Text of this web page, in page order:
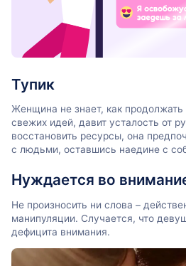
Тупик
Женщина не знает, как
свежих идей, давит усталость от
восстановить ресурсы, она
с людьми, оставшись наедине с
Нуждается во
Не произносить ни слова –
манипуляции. Случается, что
дефицита внимания.